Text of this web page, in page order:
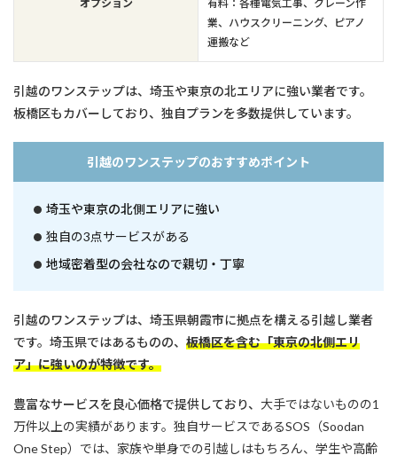
オプション
有料：各種電気工事、クレーン作
業、ハウスクリーニング、ピアノ
運搬など
引越のワンステップは、埼玉や東京の北エリアに強い業者です。
板橋区もカバーしており、独自プランを多数提供しています。
引越のワンステップのおすすめポイント
埼玉や東京の北側エリアに強い
独自の3点サービスがある
地域密着型の会社なので親切・丁寧
引越のワンステップは、埼玉県朝霞市に拠点を構える引越し業者
です。埼玉県ではあるものの、 板橋区を含む「東京の北側エリ
ア」に強いのが特徴です。
豊富なサービスを良心価格で提供しており、 大手ではないものの1
万件以上の実績があります。独自サービスであるSOS（Soodan
One Step）では、家族や単身での引越しはもちろん、学生や高齢